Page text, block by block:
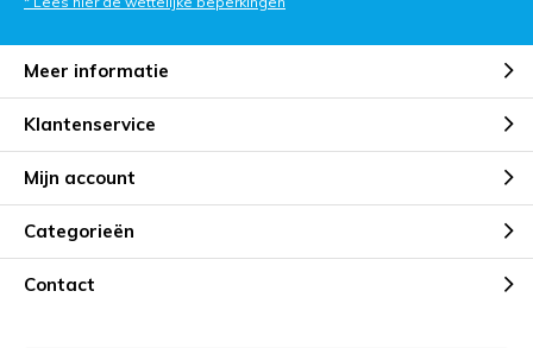
Meer informatie
Klantenservice
Mijn account
Categorieën
Contact